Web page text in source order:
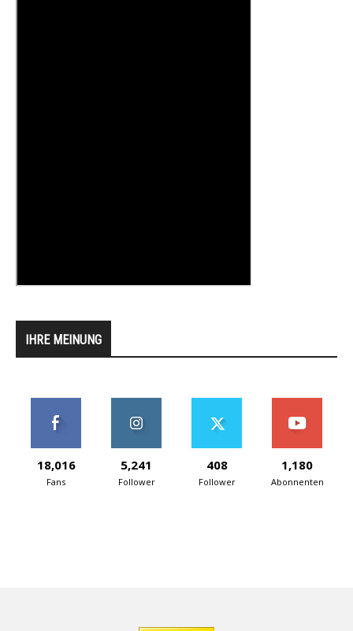
IHRE MEINUNG
18,016
Fans
5,241
Follower
408
Follower
1,180
Abonnenten